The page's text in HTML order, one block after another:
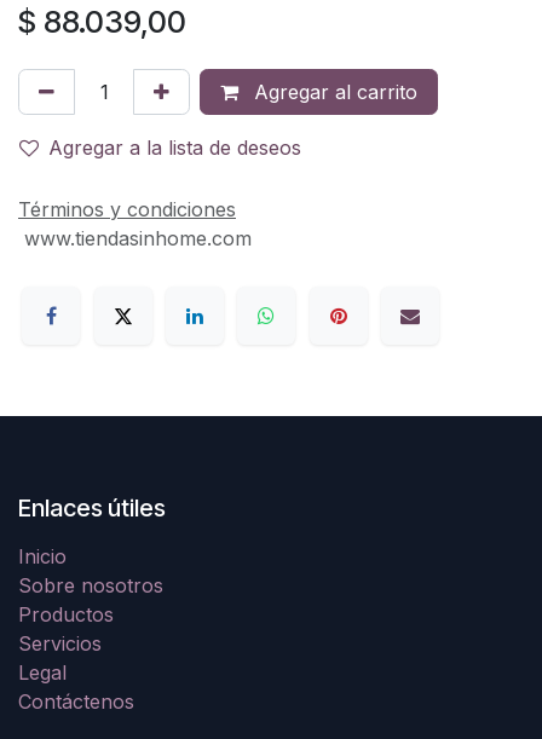
$ 88.039,00
Agregar al carrito
Agregar a la lista de deseos
Términos y condiciones
www.tiendasinhome.com
Enlaces útiles
Inicio
Sobre nosotros
Productos
Servicios
Legal
Contáctenos